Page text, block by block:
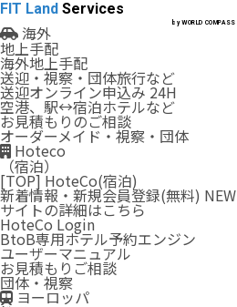
FIT Land Services
by WORLD COMPASS
海外
地上手配
海外地上手配
送迎・視察・団体旅行など
送迎オンライン申込み 24H
空港、駅↔︎宿泊ホテルなど
お見積もりのご相談
オーダーメイド・視察・団体
Hoteco
（宿泊）
[TOP] HoteCo(宿泊)
新着情報・新規会員登録(無料) NEW
サイトの詳細はこちら
HoteCoLogin
BtoB専用ホテル予約エンジン
ユーザーマニュアル
お見積もりご相談
団体・視察
ヨーロッパ